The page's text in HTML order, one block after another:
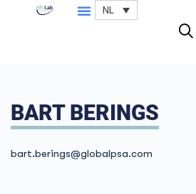
NL
BART BERINGS
bart.berings@globalpsa.com